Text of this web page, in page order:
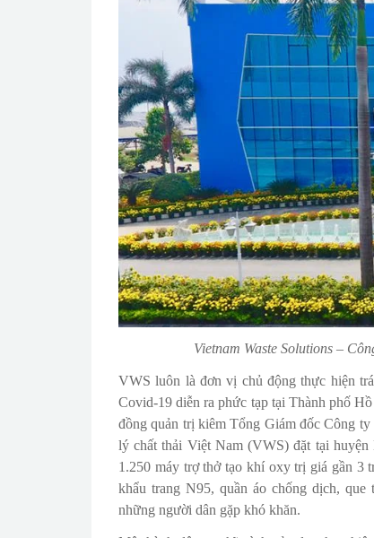
Vietnam Waste Solutions –
VWS luôn là đơn vị chủ động thực hiện
Covid-19 diễn ra phức tạp tại Thành phố
đồng quản trị kiêm Tổng Giám đốc Công
lý chất thải Việt Nam (VWS) đặt tại
1.250 máy trợ thở tạo khí oxy trị giá gần 3
khẩu trang N95, quần áo chống dịch,
những người dân gặp khó khăn.